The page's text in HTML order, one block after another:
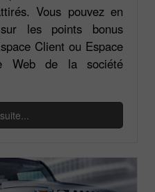
Vous pouvez en
les points bonus
Client ou Espace
Web de la société